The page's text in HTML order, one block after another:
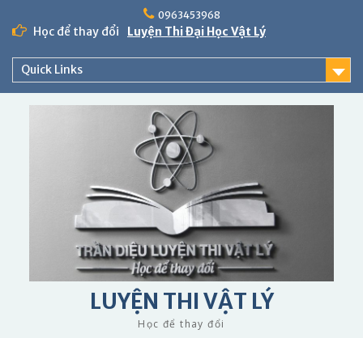
content
0963453968
Học để thay đổi Luyện Thi Đại Học Vật Lý
Quick Links
LUYỆN THI VẬT LÝ
Học để thay đổi